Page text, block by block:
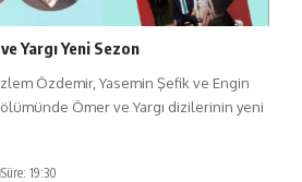
Yargı Yeni Sezon
Özdemir, Yasemin Şefik ve Engin
Ömer ve Yargı dizilerinin yeni
Süre: 19:30